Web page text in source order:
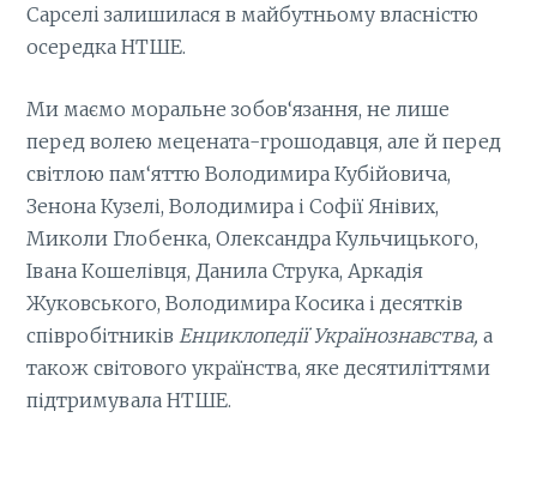
Сарселi залишилaся в майбутньому власністю
осередка НТШЕ.
Ми маємо моральне зобов‘язання, не лише
перед волею мецената-грошодавця, але й перед
світлою пам‘яттю Володимира Кубійовича,
Зенона Кузелі, Володимира і Софії Янівих,
Миколи Глобенка, Олександра Кульчицького,
Івана Кошелівця, Данила Струка, Аркадія
Жуковського, Володимира Косика і десятків
співробітниківЕнциклопедії Українознавства,а
також світового українства, яке десятиліттями
підтримувала НТШЕ.